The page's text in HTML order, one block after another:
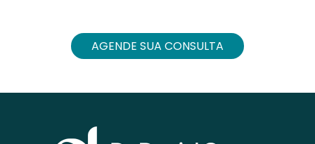
AGENDE SUA CONSULTA